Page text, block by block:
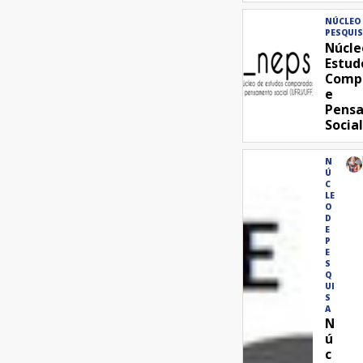
NÚCLEO
e
N
Ú
C
LE
O
D
E
P
E
S
Q
UI
S
A
N
ú
c